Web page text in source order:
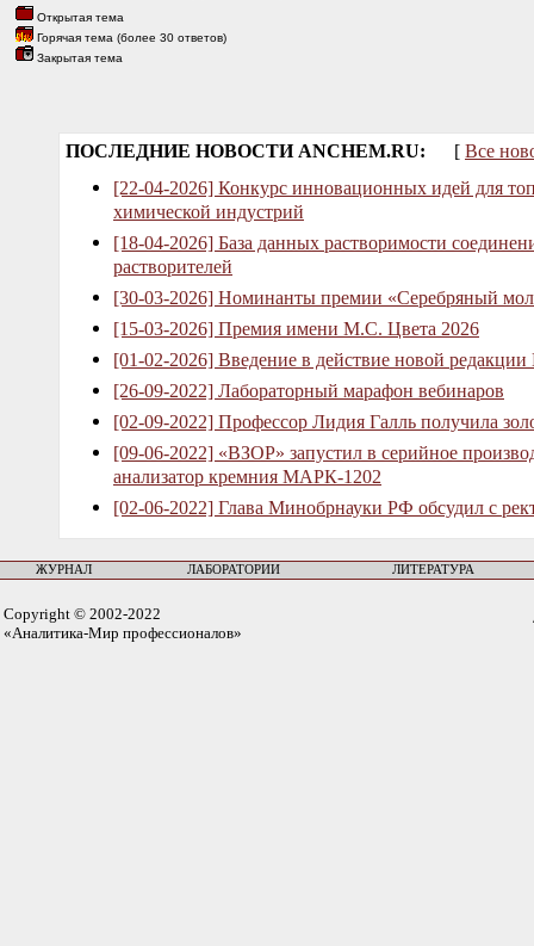
Открытая тема
Горячая тема (более 30 ответов)
Закрытая тема
ПОСЛЕДНИЕ НОВОСТИ ANCHEM.RU: [ Все
[22-04-2026] Конкурс инновационных идей для
химической индустрий
[18-04-2026] База данных растворимости
растворителей
[30-03-2026] Номинанты премии «Серебряный
[15-03-2026] Премия имени М.С. Цвета 2026
[01-02-2026] Введение в действие новой
[26-09-2022] Лабораторный марафон вебинаров
[02-09-2022] Профессор Лидия Галль получила
[09-06-2022] «ВЗОР» запустил в серийное
анализатор кремния МАРК-1202
[02-06-2022] Глава Минобрнауки РФ обсудил с
ЖУРНАЛ ЛАБОРАТОРИИ ЛИТЕРАТУРА
Copyright © 2002-2022
«Аналитика-Мир профессионалов»